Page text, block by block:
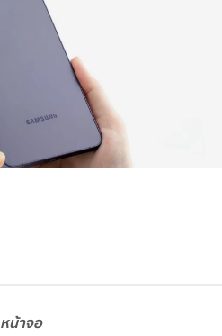
หน้าจอ